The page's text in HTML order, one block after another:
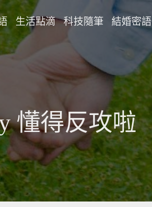
生活點滴 科技隨筆 結婚密語
懂得反攻啦